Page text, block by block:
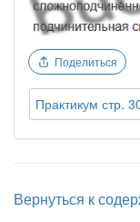
Поделиться
Практикум стр.
Вернуться к